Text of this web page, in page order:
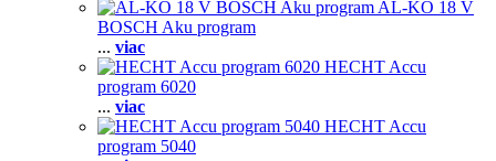
AL-KO 18 V
BOSCH Aku program
... viac
HECHT Accu
program 6020
... viac
HECHT Accu
program 5040